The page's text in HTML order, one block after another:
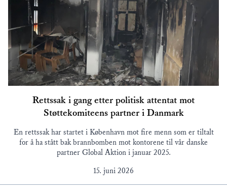
Rettssak i gang etter politisk attentat mot
Støttekomiteens partner i Danmark
En rettssak har startet i København mot fire menn som er tiltalt
for å ha stått bak brannbomben mot kontorene til vår danske
partner Global Aktion i januar 2025.
15. juni 2026